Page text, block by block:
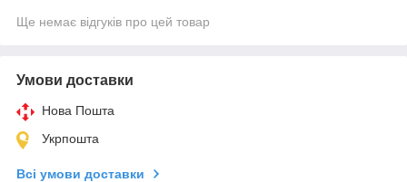
Ще немає відгуків про цей товар
Умови доставки
Нова Пошта
Укрпошта
Всі умови доставки